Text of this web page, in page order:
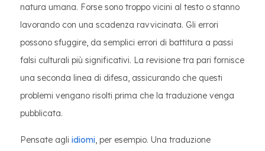
natura umana. Forse sono troppo vicini al testo o stanno
lavorando con una scadenza ravvicinata. Gli errori
possono sfuggire, da semplici errori di battitura a passi
falsi culturali più significativi. La revisione tra pari fornisce
una seconda linea di difesa, assicurando che questi
problemi vengano risolti prima che la traduzione venga
pubblicata.
Pensate agli idiomi, per esempio. Una traduzione